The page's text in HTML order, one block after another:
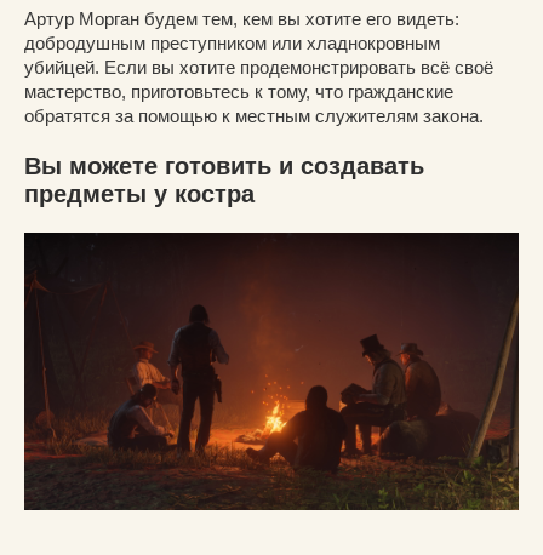
Артур Морган будем тем, кем вы хотите его видеть:
добродушным преступником или хладнокровным
убийцей. Если вы хотите продемонстрировать всё своё
мастерство, приготовьтесь к тому, что гражданские
обратятся за помощью к местным служителям закона.
Вы можете готовить и создавать
предметы у костра